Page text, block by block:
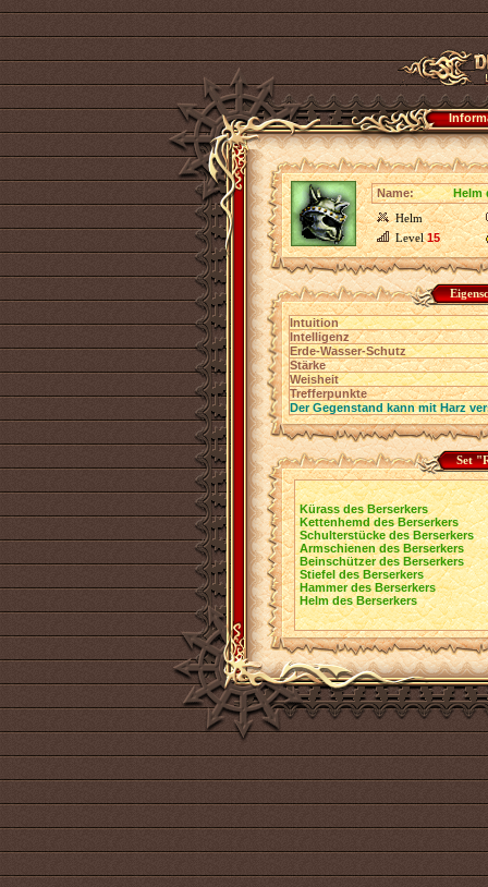
Name:
Helm
Helm
Level15
Intuition
Intelligenz
Erde-Wasser-Schutz
Stärke
Weisheit
Trefferpunkte
Der Gegenstand kann mit Harz
Set
Kürass des Berserkers
Kettenhemd des Berserkers
Schulterstücke des Berserkers
Armschienen des Berserkers
Beinschützer des Berserkers
Stiefel des Berserkers
Hammer des Berserkers
Helm des Berserkers